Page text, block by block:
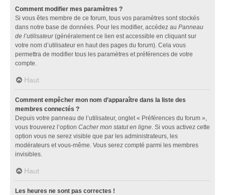
Comment modifier mes paramètres ?
Si vous êtes membre de ce forum, tous vos paramètres sont stockés
dans notre base de données. Pour les modifier, accédez au Panneau
de l’utilisateur(généralement ce lien est accessible en cliquant sur
votre nom d’utilisateur en haut des pages du forum). Cela vous
permettra de modifier tous les paramètres et préférences de votre
compte.
Haut
Comment empêcher mon nom d’apparaître dans la liste des
membres connectés ?
Depuis votre panneau de l’utilisateur, onglet « Préférences du forum »,
vous trouverez l’option Cacher mon statut en ligne. Si vous activez cette
option vous ne serez visible que par les administrateurs, les
modérateurs et vous-même. Vous serez compté parmi les membres
invisibles.
Haut
Les heures ne sont pas correctes !